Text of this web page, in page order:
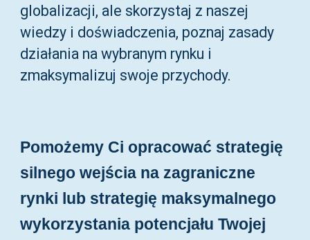
globalizacji, ale skorzystaj z naszej
wiedzy i doświadczenia, poznaj zasady
działania na wybranym rynku i
zmaksymalizuj swoje przychody.
Pomożemy Ci opracować strategię
silnego wejścia na zagraniczne
rynki lub strategię maksymalnego
wykorzystania potencjału Twojej